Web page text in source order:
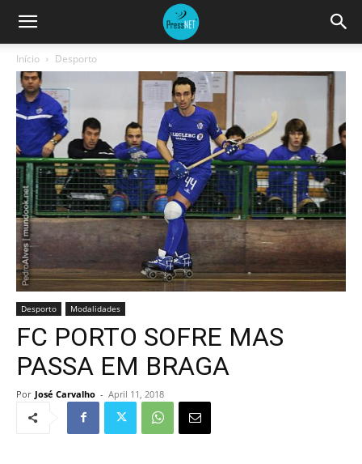
Início Desporto
Desporto Modalidades
FC PORTO SOFRE MAS
PASSA EM BRAGA
Por José Carvalho - April 11, 2018